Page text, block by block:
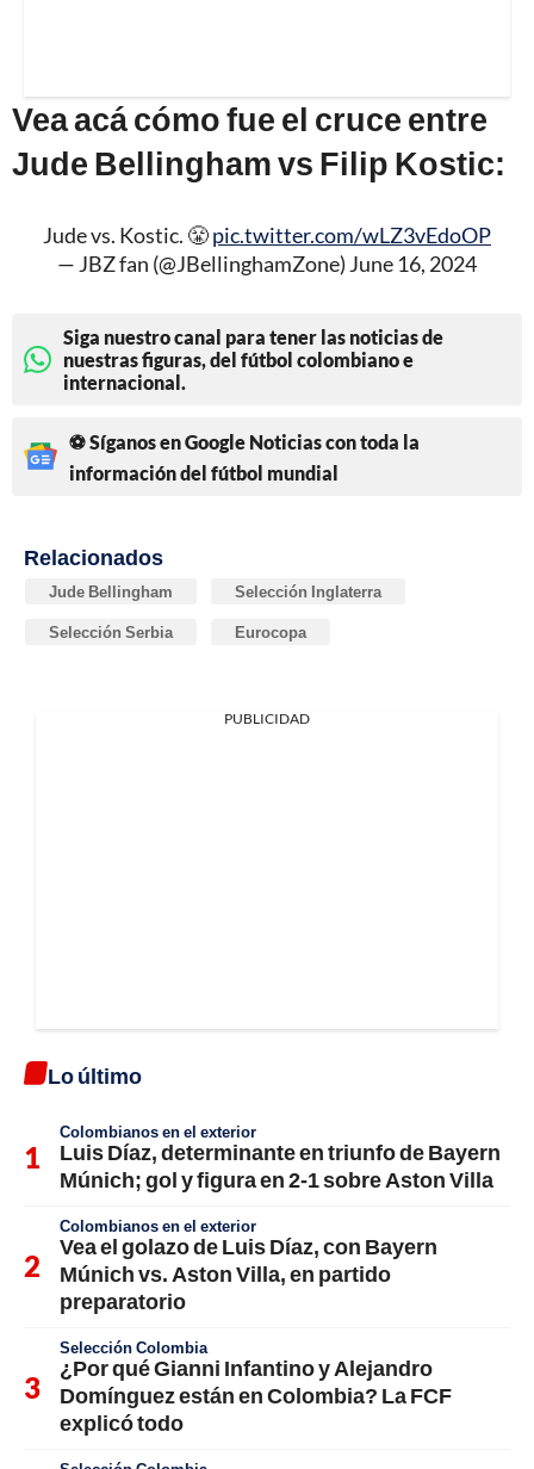
Vea acá cómo fue el cruce entre
Jude Bellingham vs Filip Kostic:
Jude vs. Kostic. 😤pic.twitter.com/wLZ3vEdoOP
— JBZ fan (@JBellinghamZone) June 16, 2024
Siga nuestro canal para tener las noticias de
nuestras figuras, del fútbol colombiano e
internacional.
⚽ Síganos en Google Noticias con toda la
información del fútbol mundial
Relacionados
Jude Bellingham Selección Inglaterra
Selección Serbia Eurocopa
PUBLICIDAD
Lo último
Colombianos en el exterior
Luis Díaz, determinante en triunfo de Bayern
Múnich; gol y figura en 2-1 sobre Aston Villa
Colombianos en el exterior
Vea el golazo de Luis Díaz, con Bayern
Múnich vs. Aston Villa, en partido
preparatorio
Selección Colombia
¿Por qué Gianni Infantino y Alejandro
Domínguez están en Colombia? La FCF
explicó todo